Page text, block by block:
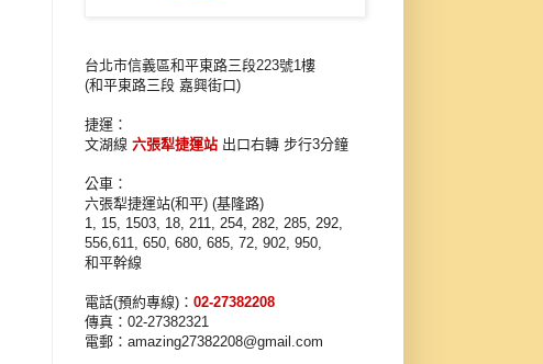
台北市信義區和平東路三段223號1樓
(和平東路三段 嘉興街口)
捷運：
文湖線 六張犁捷運站 出口右轉 步行3分鐘
公車：
六張犁捷運站(和平) (基隆路)
1, 15, 1503, 18, 211, 254, 282, 285, 292,
556, 611, 650, 680, 685, 72, 902, 950,
和平幹線
電話(預約專線)： 02-27382208
傳真：02-27382321
電郵：amazing27382208@gmail.com